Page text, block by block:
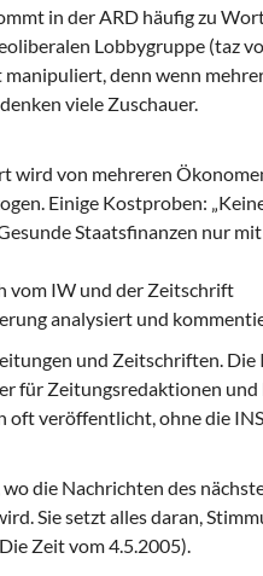
in der ARD häufig zu
Lobbygruppe (taz
denn wenn
viele Zuschauer.
wird von mehreren
Einige Kostproben:
Staatsfinanzen nur mit
vom IW und der Zeitschrift
analysiert und
und Zeitschriften. Die
für Zeitungsredaktionen
oft veröffentlicht, ohne die
die Nachrichten des
Sie setzt alles daran,
Zeit vom 4.5.2005).